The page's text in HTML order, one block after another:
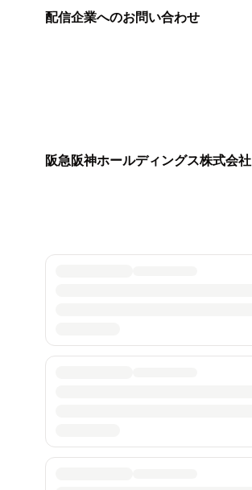
配信企業へのお問い合わせ
阪急阪神ホールディングス株式会社